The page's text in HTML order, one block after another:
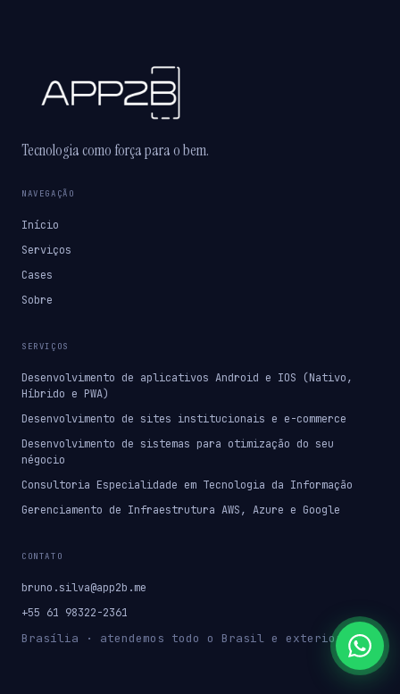
Tecnologia como força para o bem.
NAVEGAÇÃO
Início
Serviços
Cases
Sobre
SERVIÇOS
Desenvolvimento de aplicativos Android e IOS (Nativo,
Híbrido e PWA)
Desenvolvimento de sites institucionais e e-commerce
Desenvolvimento de sistemas para otimização do seu
négocio
Consultoria Especialidade em Tecnologia da Informação
Gerenciamento de Infraestrutura AWS, Azure e Google
CONTATO
bruno.silva@app2b.me
+55 61 98322-2361
Brasília · atendemos todo o Brasil e exterior